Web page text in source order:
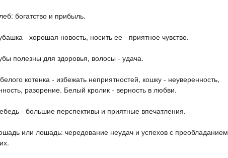
богатство и прибыль.
- хорошая новость, носить ее - приятное чувство.
полезны для здоровья, волосы - удача.
котенка - избежать неприятностей, кошку - неуверенность,
разорение. Белый кролик - верность в любви.
- большие перспективы и приятные впечатления.
или лошадь: чередование неудач и успехов с преобладанием